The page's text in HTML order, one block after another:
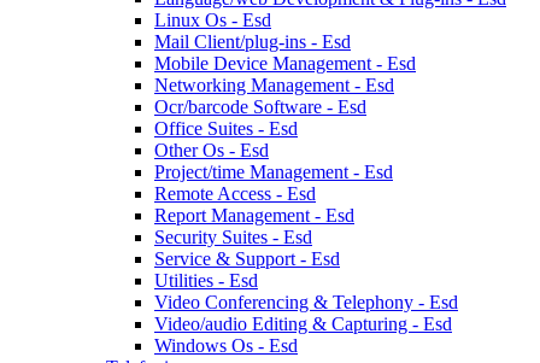
Linux Os - Esd
Mail Client/plug-ins - Esd
Mobile Device Management - Esd
Networking Management - Esd
Ocr/barcode Software - Esd
Office Suites - Esd
Other Os - Esd
Project/time Management - Esd
Remote Access - Esd
Report Management - Esd
Security Suites - Esd
Service & Support - Esd
Utilities - Esd
Video Conferencing & Telephony - Esd
Video/audio Editing & Capturing - Esd
Windows Os - Esd